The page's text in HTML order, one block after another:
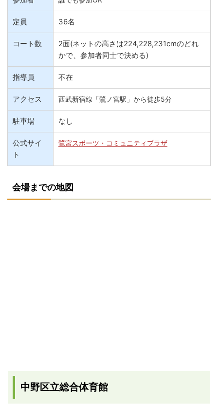
定員 36名
コート数
2面(ネットの高さは224,228,231cmのどれ
かで、参加者同士で決める)
指導員 不在
アクセス 西武新宿線「鷺ノ宮駅」から徒歩5分
駐車場 なし
公式サイ
ト
鷺宮スポーツ・コミュニティプラザ
会場までの地図
中野区立総合体育館